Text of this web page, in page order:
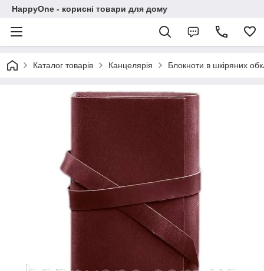
HappyOne - корисні товари для дому
Каталог товарів Канцелярія Блокноти в шкіряних